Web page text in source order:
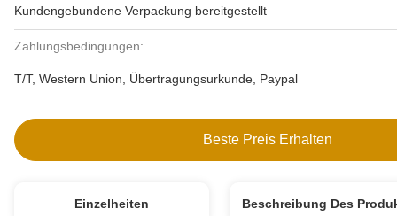
Kundengebundene Verpackung bereitgestellt
Zahlungsbedingungen:
T/T, Western Union, Übertragungsurkunde, Paypal
Beste Preis Erhalten
Einzelheiten Beschreibung Des